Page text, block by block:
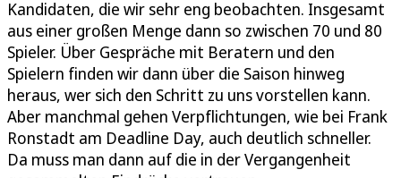
Kandidaten, die wir sehr eng beobachten. Insgesamt
aus einer großen Menge dann so zwischen 70 und 80
Spieler. Über Gespräche mit Beratern und den
Spielern finden wir dann über die Saison hinweg
heraus, wer sich den Schritt zu uns vorstellen kann.
Aber manchmal gehen Verpflichtungen, wie bei Frank
Ronstadt am Deadline Day, auch deutlich schneller.
Da muss man dann auf die in der Vergangenheit